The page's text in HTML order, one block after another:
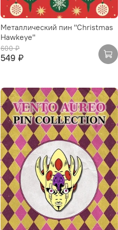
Металлический пин "Christmas
Hawkeye"
600 ₽
549 ₽